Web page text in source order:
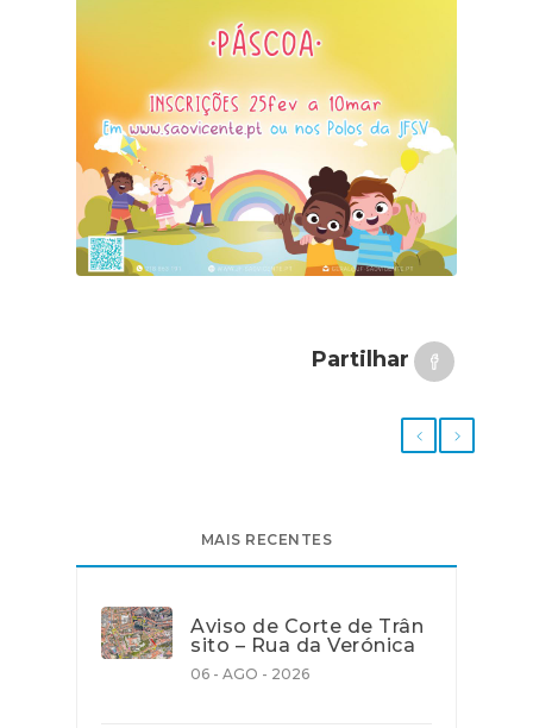
Partilhar
MAIS RECENTES
Aviso de Corte de Trân
sito – Rua da Verónica
06 - AGO - 2026